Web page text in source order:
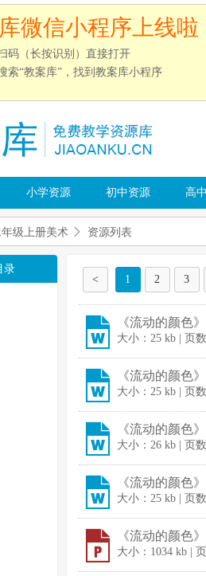
微信小程序上线啦
码（长按识别）直接打开
索“教案库”，找到教案库小程序
小学资源 初中资源 高
级上册美术 资源列表
录
< 1 2 3
《流动的颜色
大小：25 kb | 页
《流动的颜色
大小：25 kb | 页
《流动的颜色
大小：26 kb | 页
《流动的颜色
大小：25 kb | 页
《流动的颜色
大小：1034 kb |